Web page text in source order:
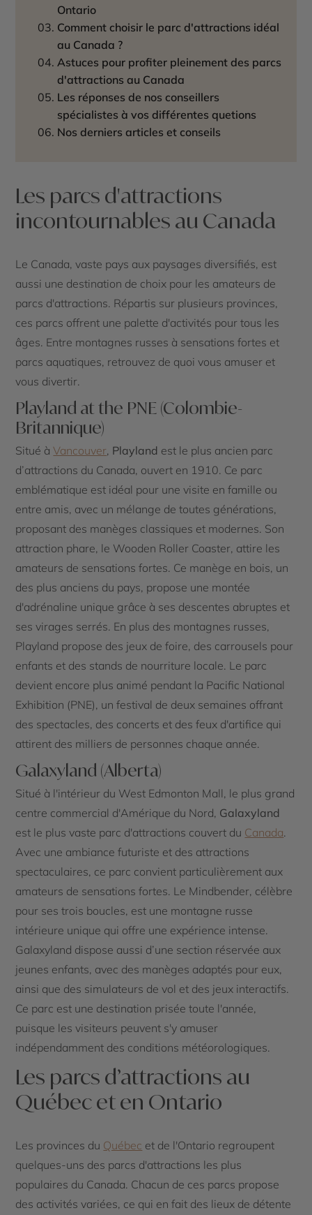
Ontario
Comment choisir le parc d'attractions idéal
au Canada ?
Astuces pour profiter pleinement des parcs
d'attractions au Canada
Les réponses de nos conseillers
spécialistes à vos différentes quetions
Nos derniers articles et conseils
Les parcs d'attractions
incontournables au Canada
Le Canada, vaste pays aux paysages diversifiés, est
aussi une destination de choix pour les amateurs de
parcs d'attractions. Répartis sur plusieurs provinces,
ces parcs offrent une palette d'activités pour tous les
âges. Entre montagnes russes à sensations fortes et
parcs aquatiques, retrouvez de quoi vous amuser et
vous divertir.
Playland at the PNE (Colombie-
Britannique)
Situé àVancouver, Playland est le plus ancien parc
d’attractions du Canada, ouvert en 1910. Ce parc
emblématique est idéal pour une visite en famille ou
entre amis, avec un mélange de toutes générations,
proposant des manèges classiques et modernes. Son
attraction phare, le Wooden Roller Coaster, attire les
amateurs de sensations fortes. Ce manège en bois, un
des plus anciens du pays, propose une montée
d'adrénaline unique grâce à ses descentes abruptes et
ses virages serrés. En plus des montagnes russes,
Playland propose des jeux de foire, des carrousels pour
enfants et des stands de nourriture locale. Le parc
devient encore plus animé pendant la Pacific National
Exhibition (PNE), un festival de deux semaines offrant
des spectacles, des concerts et des feux d'artifice qui
attirent des milliers de personnes chaque année.
Galaxyland (Alberta)
Situé à l'intérieur du West Edmonton Mall, le plus grand
centre commercial d'Amérique du Nord, Galaxyland
est le plus vaste parc d'attractions couvert du Canada.
Avec une ambiance futuriste et des attractions
spectaculaires, ce parc convient particulièrement aux
amateurs de sensations fortes. Le Mindbender, célèbre
pour ses trois boucles, est une montagne russe
intérieure unique qui offre une expérience intense.
Galaxyland dispose aussi d’une section réservée aux
jeunes enfants, avec des manèges adaptés pour eux,
ainsi que des simulateurs de vol et des jeux interactifs.
Ce parc est une destination prisée toute l'année,
puisque les visiteurs peuvent s'y amuser
indépendamment des conditions météorologiques.
Les parcs d’attractions au
Québec et en Ontario
Les provinces du Québec et de l'Ontario regroupent
quelques-uns des parcs d'attractions les plus
populaires du Canada. Chacun de ces parcs propose
des activités variées, ce qui en fait des lieux de détente